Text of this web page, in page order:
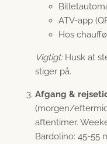
ATV-app
Hos
Vigtigt:Husk at
stiger på.
Afgang &
(morgen/
aften­timer.
Bardolino: 45-55